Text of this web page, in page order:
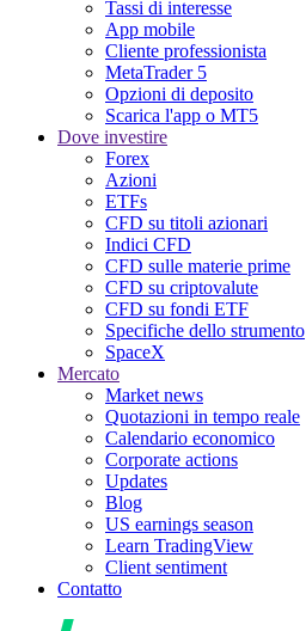
Tassi di interesse
App mobile
Cliente professionista
MetaTrader 5
Opzioni di deposito
Scarica l'app o MT5
Dove investire
Forex
Azioni
ETFs
CFD su titoli azionari
Indici CFD
CFD sulle materie prime
CFD su criptovalute
CFD su fondi ETF
Specifiche dello strumento
SpaceX
Mercato
Market news
Quotazioni in tempo reale
Calendario economico
Corporate actions
Updates
Blog
US earnings season
Learn TradingView
Client sentiment
Contatto